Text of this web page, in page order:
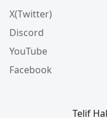
X(Twitter)
Discord
YouTube
Facebook
Telif